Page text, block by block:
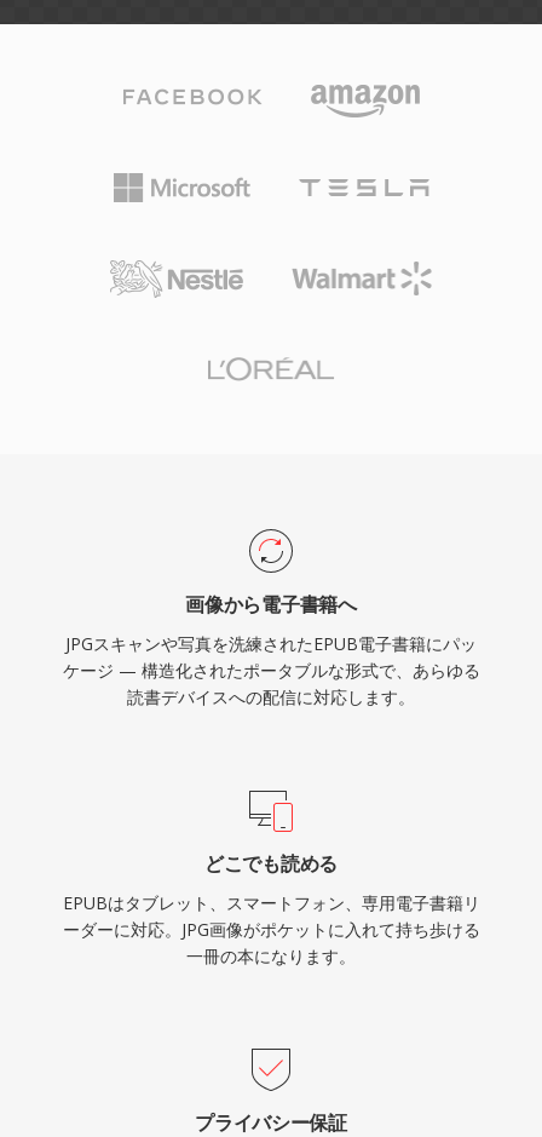
画像から電子書籍へ
JPGスキャンや写真を洗練されたEPUB電子書籍にパッ
ケージ — 構造化されたポータブルな形式で、あらゆる
読書デバイスへの配信に対応します。
どこでも読める
EPUBはタブレット、スマートフォン、専用電子書籍リ
ーダーに対応。JPG画像がポケットに入れて持ち歩ける
一冊の本になります。
プライバシー保証